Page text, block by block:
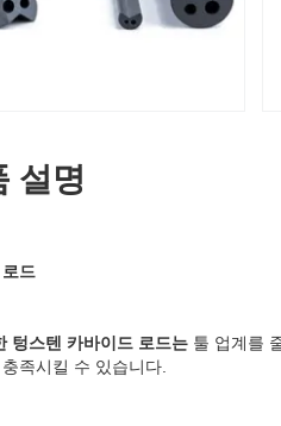
설명
드
텅스텐 카바이드 로드는 툴 업계를
족시킬 수 있습니다.